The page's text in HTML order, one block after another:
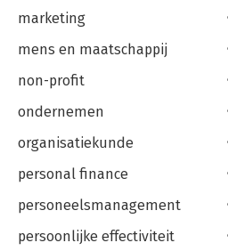
marketing
mens en maatschappij
non-profit
ondernemen
organisatiekunde
personal finance
personeelsmanagement
persoonlijke effectiviteit